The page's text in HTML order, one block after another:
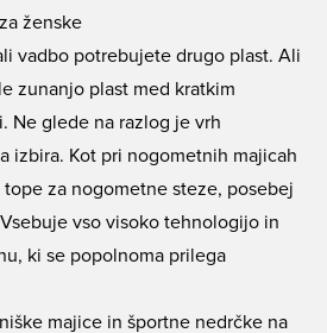
ženske
vadbo potrebujete drugo plast. Ali
zunanjo plast med kratkim
Ne glede na razlog je vrh
izbira. Kot pri nogometnih majicah
za nogometne steze, posebej
vso visoko tehnologijo in
ki se popolnoma prilega
majice in športne nedrčke na